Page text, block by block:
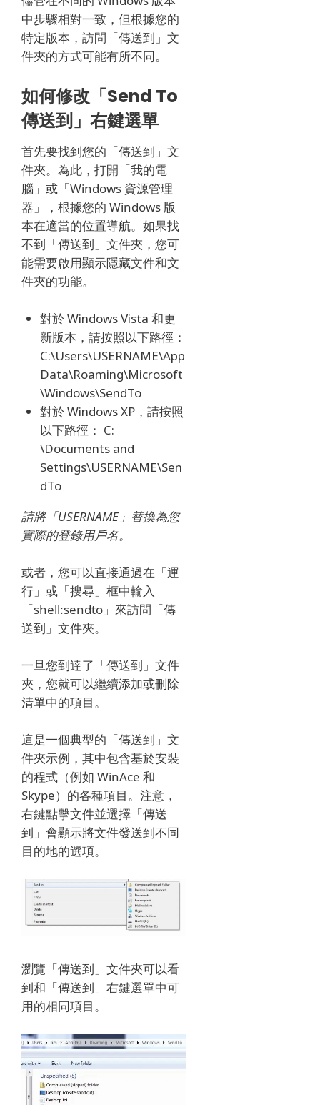
中步驟相對一致，但根據您的
特定版本，訪問「傳送到」文
件夾的方式可能有所不同。
如何修改「Send To
傳送到」右鍵選單
首先要找到您的「傳送到」文
件夾。為此，打開「我的電
腦」或「Windows 資源管理
器」，根據您的 Windows 版
本在適當的位置導航。如果找
不到「傳送到」文件夾，您可
能需要啟用顯示隱藏文件和文
件夾的功能。
對於 Windows Vista 和更
新版本，請按照以下路徑：
C:\Users\USERNAME\App
Data\Roaming\Microsoft
\Windows\SendTo
對於 Windows XP，請按照
以下路徑： C:
\Documents and
Settings\USERNAME\Sen
dTo
請將「USERNAME」替換為您
實際的登錄用戶名。
或者，您可以直接通過在「運
行」或「搜尋」框中輸入
「shell:sendto」來訪問「傳
送到」文件夾。
一旦您到達了「傳送到」文件
夾，您就可以繼續添加或刪除
清單中的項目。
這是一個典型的「傳送到」文
件夾示例，其中包含基於安裝
的程式（例如 WinAce 和
Skype）的各種項目。注意，
右鍵點擊文件並選擇「傳送
到」會顯示將文件發送到不同
目的地的選項。
瀏覽「傳送到」文件夾可以看
到和「傳送到」右鍵選單中可
用的相同項目。